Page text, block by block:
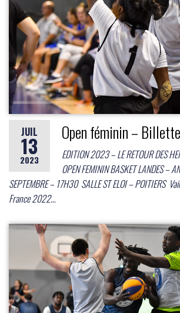
JUIL
13
2023
Open féminin –
EDITION 2023 – LE RETOUR DES
OPEN FEMININ BASKET LANDES –
SEPTEMBRE – 17H30 SALLE ST ELOI – POITIERS
France 2022…